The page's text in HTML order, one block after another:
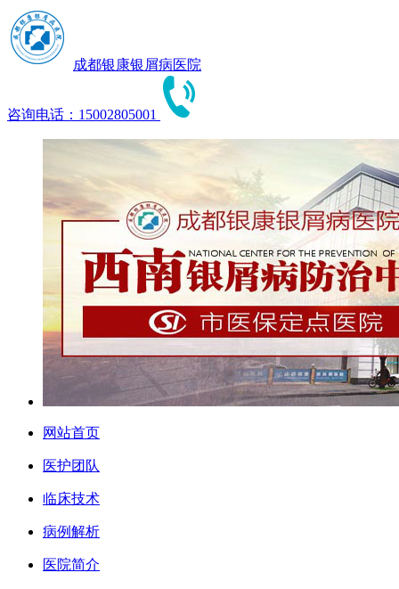
成都银康银屑病医院
咨询电话：15002805001
网站首页
医护团队
临床技术
病例解析
医院简介